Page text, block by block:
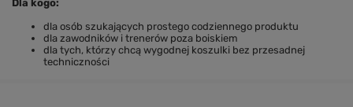
Dla kogo:
dla osób szukających prostego codziennego produktu
dla zawodników i trenerów poza boiskiem
dla tych, którzy chcą wygodnej koszulki bez przesadnej
techniczności